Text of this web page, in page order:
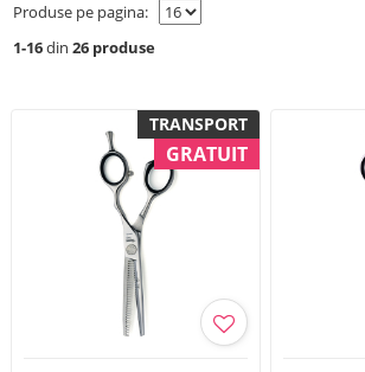
Produse pe pagina:
1-16din 26 produse
TRANSPORT
GRATUIT